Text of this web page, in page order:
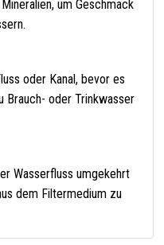
um Geschmack
oder Kanal, bevor es
Brauch- oder Trinkwasser
Wasserfluss umgekehrt
dem Filtermedium zu